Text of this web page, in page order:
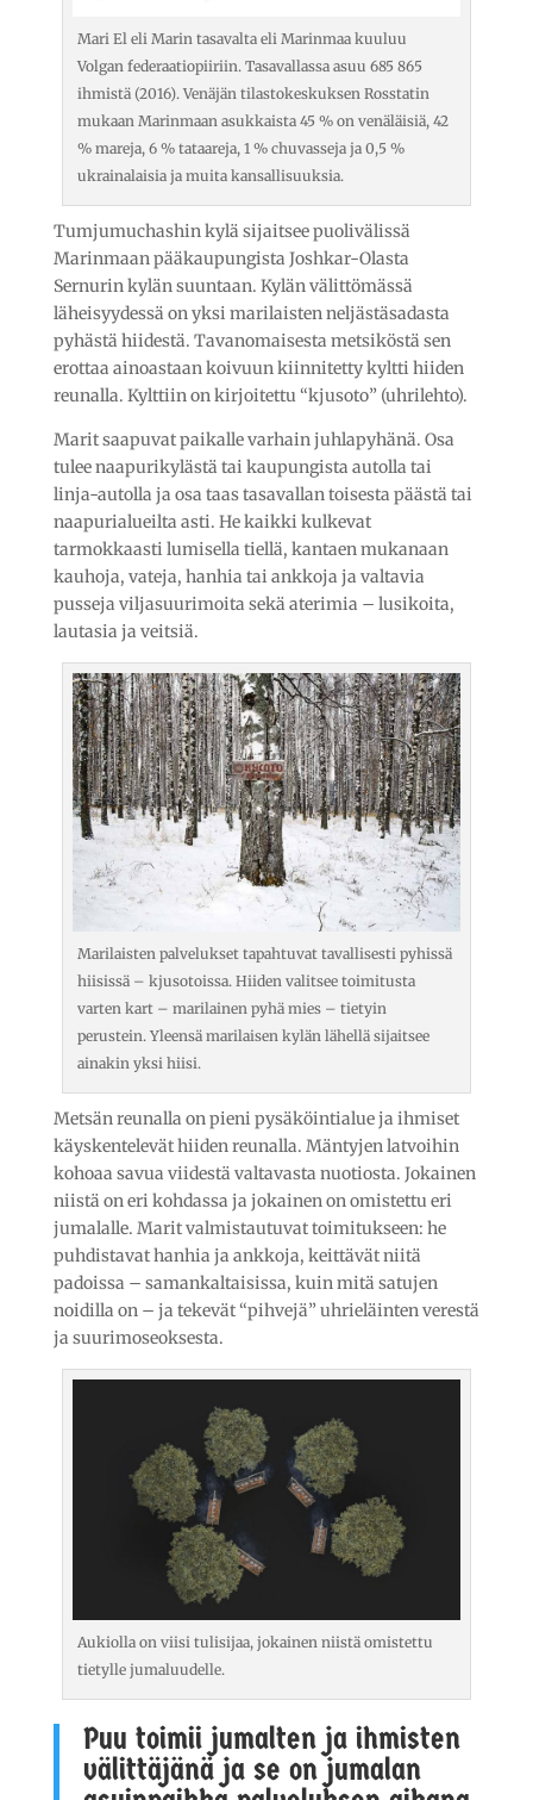
Mari El eli Marin tasavalta eli Marinmaa kuuluu
Volgan federaatiopiiriin. Tasavallassa asuu 685 865
ihmistä (2016). Venäjän tilastokeskuksen Rosstatin
mukaan Marinmaan asukkaista 45 % on venäläisiä, 42
% mareja, 6 % tataareja, 1 % chuvasseja ja 0,5 %
ukrainalaisia ja muita kansallisuuksia.
Tumjumuchashin kylä sijaitsee puolivälissä
Marinmaan pääkaupungista Joshkar-Olasta
Sernurin kylän suuntaan. Kylän välittömässä
läheisyydessä on yksi marilaisten neljästäsadasta
pyhästä hiidestä. Tavanomaisesta metsiköstä sen
erottaa ainoastaan koivuun kiinnitetty kyltti hiiden
reunalla. Kylttiin on kirjoitettu “kjusoto” (uhrilehto).
Marit saapuvat paikalle varhain juhlapyhänä. Osa
tulee naapurikylästä tai kaupungista autolla tai
linja-autolla ja osa taas tasavallan toisesta päästä tai
naapurialueilta asti. He kaikki kulkevat
tarmokkaasti lumisella tiellä, kantaen mukanaan
kauhoja, vateja, hanhia tai ankkoja ja valtavia
pusseja viljasuurimoita sekä aterimia – lusikoita,
lautasia ja veitsiä.
Marilaisten palvelukset tapahtuvat tavallisesti pyhissä
hiisissä – kjusotoissa. Hiiden valitsee toimitusta
varten kart – marilainen pyhä mies – tietyin
perustein. Yleensä marilaisen kylän lähellä sijaitsee
ainakin yksi hiisi.
Metsän reunalla on pieni pysäköintialue ja ihmiset
käyskentelevät hiiden reunalla. Mäntyjen latvoihin
kohoaa savua viidestä valtavasta nuotiosta. Jokainen
niistä on eri kohdassa ja jokainen on omistettu eri
jumalalle. Marit valmistautuvat toimitukseen: he
puhdistavat hanhia ja ankkoja, keittävät niitä
padoissa – samankaltaisissa, kuin mitä satujen
noidilla on – ja tekevät “pihvejä” uhrieläinten verestä
ja suurimoseoksesta.
Aukiolla on viisi tulisijaa, jokainen niistä omistettu
tietylle jumaluudelle.
Puu toimii jumalten ja ihmisten
välittäjänä ja se on jumalan